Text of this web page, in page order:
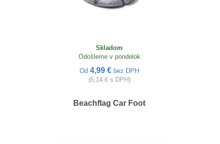
Skladom
Odošleme v pondelok
Od 4,99 € bez DPH
(6,14 € s DPH)
Beachflag Car Foot